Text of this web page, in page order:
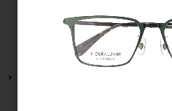
≪防曇コート＆
曇りにくく、視界が